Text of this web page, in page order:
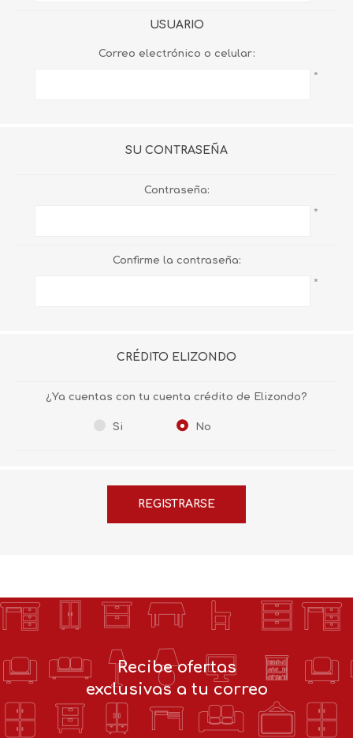
USUARIO
Correo electrónico o celular:
*
SU CONTRASEÑA
Contraseña:
*
Confirme la contraseña:
*
CRÉDITO ELIZONDO
¿Ya cuentas con tu cuenta crédito de Elizondo?
Si No
Recibe ofertas
exclusivas a tu correo